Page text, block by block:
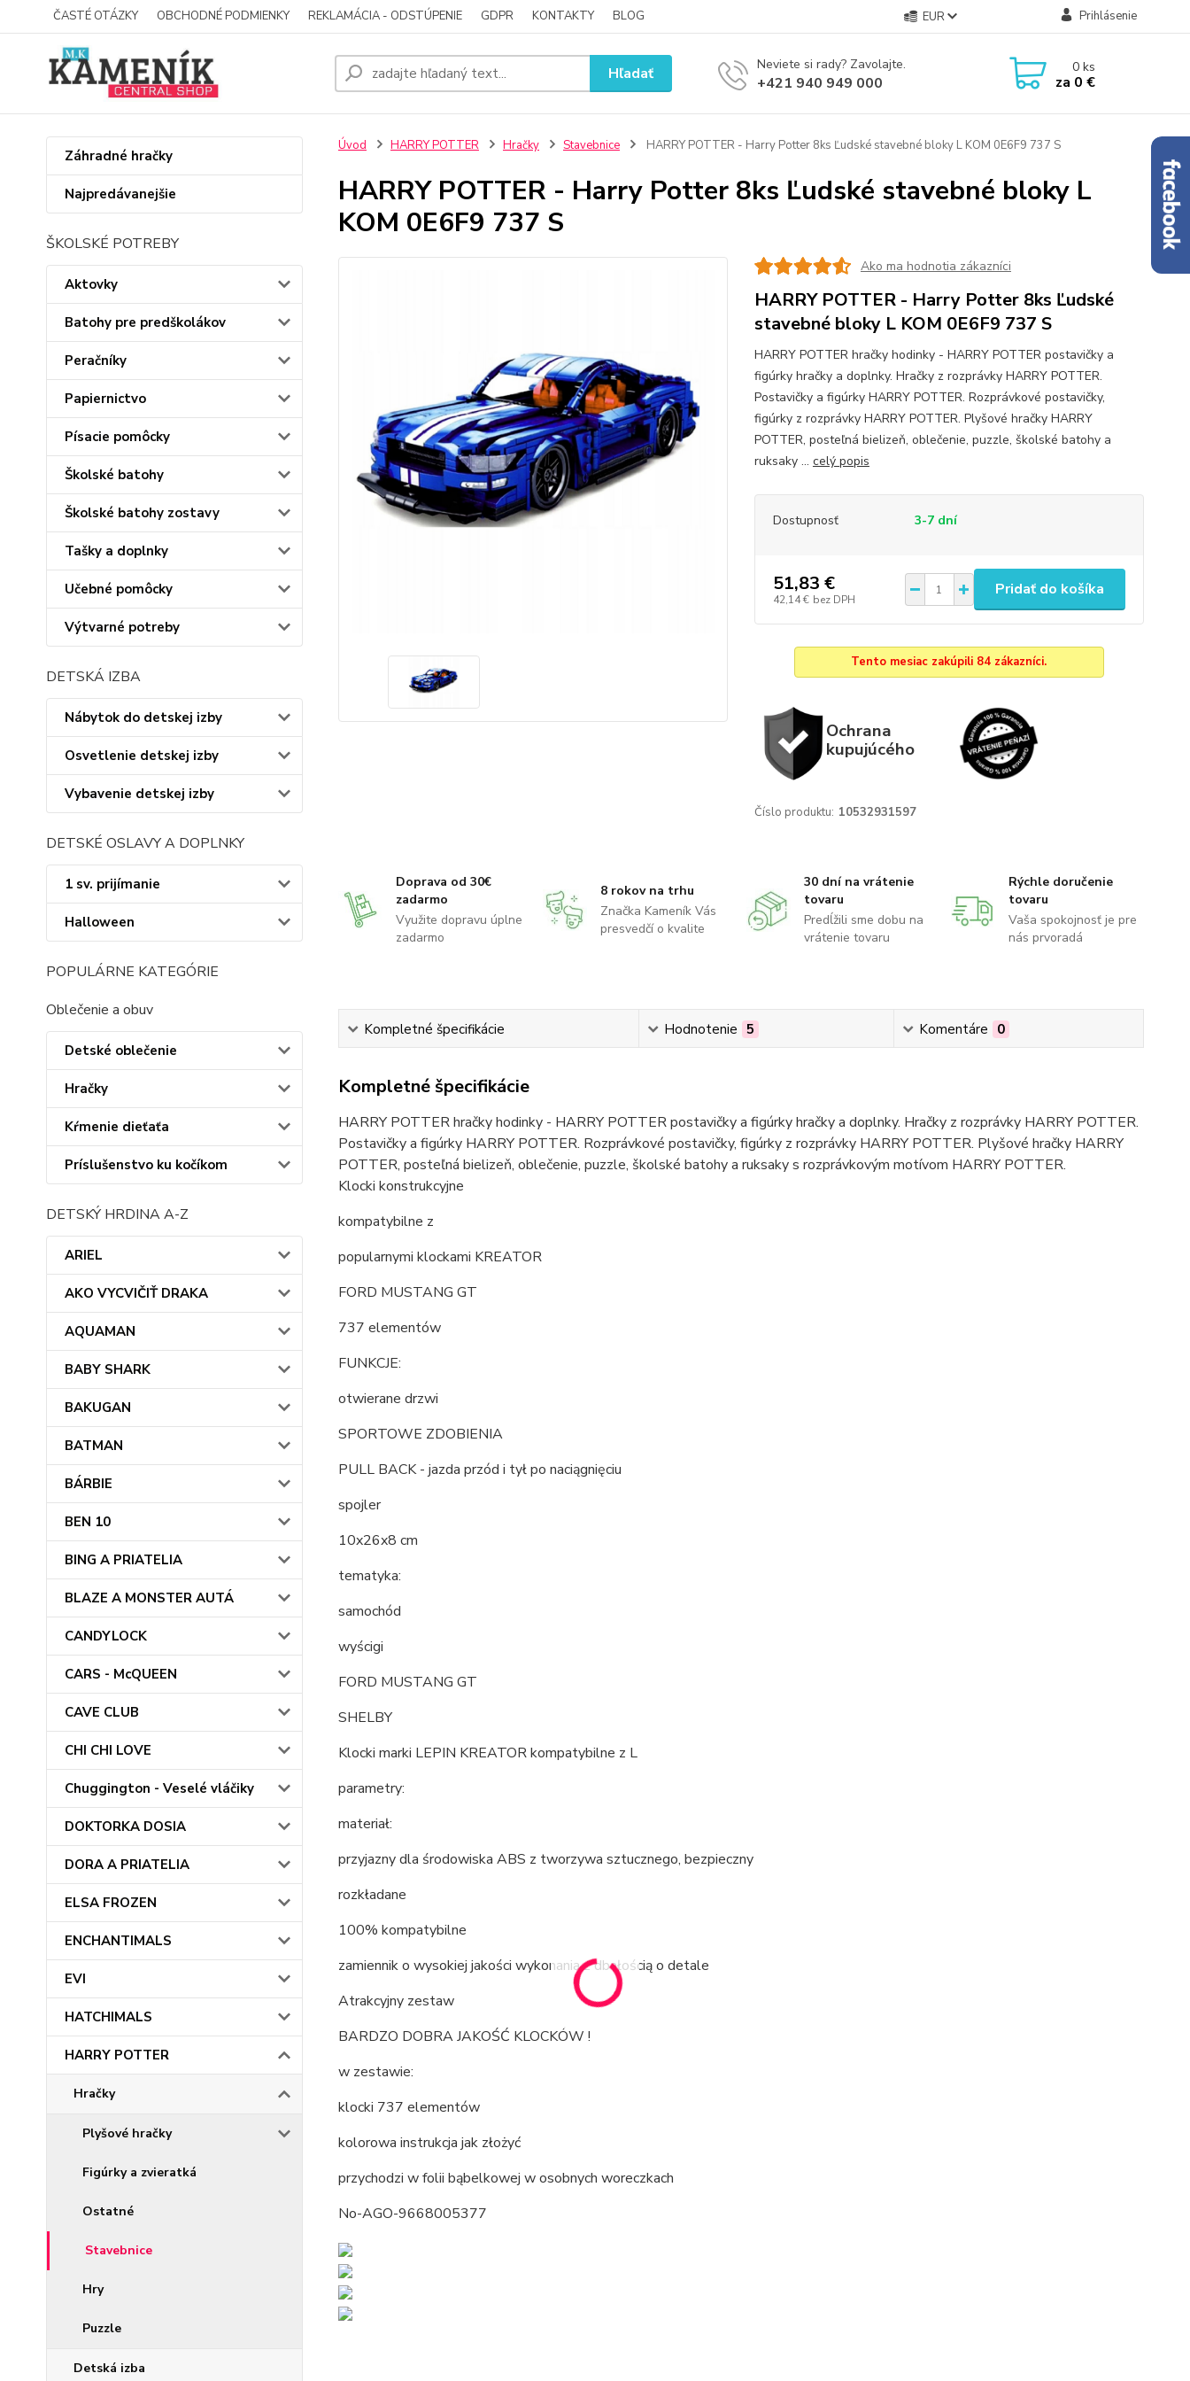
ČASTÉ OTÁZKY OBCHODNÉ PODMIENKY REKLAMÁCIA - ODSTÚPENIE GDPR KONTAKTY BLOG EUR Prihlásenie
Hľadať Neviete si rady? Zavolajte.
+421 940 949 000
0ks
za 0 €
Záhradné hračky
Najpredávanejšie
ŠKOLSKÉ POTREBY
Aktovky
Batohy pre predškolákov
Peračníky
Papiernictvo
Písacie pomôcky
Školské batohy
Školské batohy zostavy
Tašky a doplnky
Učebné pomôcky
Výtvarné potreby
DETSKÁ IZBA
Nábytok do detskej izby
Osvetlenie detskej izby
Vybavenie detskej izby
DETSKÉ OSLAVY A DOPLNKY
1 sv. prijímanie
Halloween
POPULÁRNE KATEGÓRIE
Oblečenie a obuv
Detské oblečenie
Hračky
Kŕmenie dieťaťa
Príslušenstvo ku kočíkom
DETSKÝ HRDINA A-Z
ARIEL
AKO VYCVIČIŤ DRAKA
AQUAMAN
BABY SHARK
BAKUGAN
BATMAN
BÁRBIE
BEN 10
BING A PRIATELIA
BLAZE A MONSTER AUTÁ
CANDYLOCK
CARS - McQUEEN
CAVE CLUB
CHI CHI LOVE
Chuggington - Veselé vláčiky
DOKTORKA DOSIA
DORA A PRIATELIA
ELSA FROZEN
ENCHANTIMALS
EVI
HATCHIMALS
HARRY POTTER
Hračky
Plyšové hračky
Figúrky a zvieratká
Ostatné
Stavebnice
Hry
Puzzle
Detská izba
Úvod HARRY POTTER Hračky Stavebnice HARRY POTTER - Harry Potter 8ks Ľudské stavebné bloky L KOM 0E6F9 737 S
HARRY POTTER - Harry Potter 8ks Ľudské stavebné bloky L
KOM 0E6F9 737 S
Ako ma hodnotia zákazníci
HARRY POTTER - Harry Potter 8ks Ľudské
stavebné bloky L KOM 0E6F9 737 S
HARRY POTTER hračky hodinky - HARRY POTTER postavičky a
figúrky hračky a doplnky. Hračky z rozprávky HARRY POTTER.
Postavičky a figúrky HARRY POTTER. Rozprávkové postavičky,
figúrky z rozprávky HARRY POTTER. Plyšové hračky HARRY
POTTER, posteľná bielizeň, oblečenie, puzzle, školské batohy a
ruksaky ... celý popis
Dostupnosť 3-7 dní
51,83 €
42,14 € bez DPH
Pridať do košíka
Tento mesiac zakúpili 84 zákazníci.
Ochrana
kupujúcého
Číslo produktu: 10532931597
Doprava od 30€
zadarmo
Využite dopravu úplne
zadarmo
8 rokov na trhu
Značka Kameník Vás
presvedčí o kvalite
30 dní na vrátenie
tovaru
Predĺžili sme dobu na
vrátenie tovaru
Rýchle doručenie
tovaru
Vaša spokojnosť je pre
nás prvoradá
Kompletné špecifikácie Hodnotenie 5 Komentáre 0
Kompletné špecifikácie
HARRY POTTER hračky hodinky - HARRY POTTER postavičky a figúrky hračky a doplnky. Hračky z rozprávky HARRY POTTER.
Postavičky a figúrky HARRY POTTER. Rozprávkové postavičky, figúrky z rozprávky HARRY POTTER. Plyšové hračky HARRY
POTTER, posteľná bielizeň, oblečenie, puzzle, školské batohy a ruksaky s rozprávkovým motívom HARRY POTTER.
Klocki konstrukcyjne
kompatybilne z
popularnymi klockami KREATOR
FORD MUSTANG GT
737 elementów
FUNKCJE:
otwierane drzwi
SPORTOWE ZDOBIENIA
PULL BACK - jazda przód i tył po naciągnięciu
spojler
10x26x8 cm
tematyka:
samochód
wyścigi
FORD MUSTANG GT
SHELBY
Klocki marki LEPIN KREATOR kompatybilne z L
parametry:
materiał:
przyjazny dla środowiska ABS z tworzywa sztucznego, bezpieczny
rozkładane
100% kompatybilne
zamiennik o wysokiej jakości wykonania z dbałością o detale
Atrakcyjny zestaw
BARDZO DOBRA JAKOŚĆ KLOCKÓW !
w zestawie:
klocki 737 elementów
kolorowa instrukcja jak złożyć
przychodzi w folii bąbelkowej w osobnych woreczkach
No-AGO-9668005377